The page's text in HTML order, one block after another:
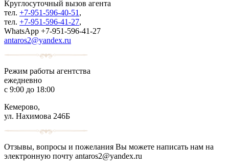
Круглосуточный вызов агента
тел. +7-951-596-40-51 ,
тел. +7-951-596-41-27,
WhatsApp +7-951-596-41-27
antaros2@yandex.ru
Режим работы агентства
ежедневно
с 9:00 до 18:00
Кемерово,
ул. Нахимова 246Б
Отзывы, вопросы и пожелания Вы можете написать нам на
электронную почту antaros2@yandex.ru